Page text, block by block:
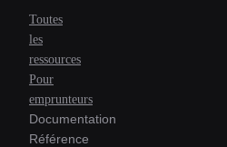
Toutes
les
ressources
Pour
emprunteurs
Documentation
Référence